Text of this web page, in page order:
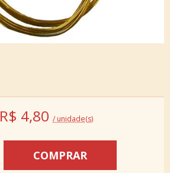
R$ 4,80 / unidade(s)